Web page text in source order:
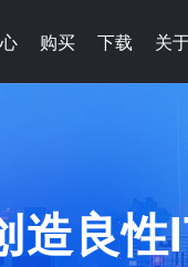
购买 下载 关
造良